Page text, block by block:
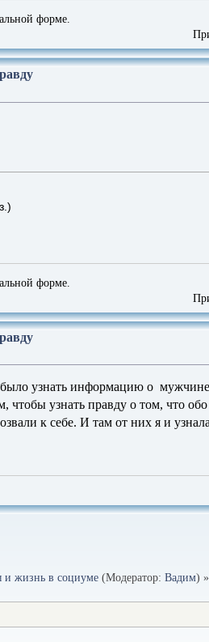
форме.
форме.
узнать информацию о
чтобы узнать правду о том, что
к себе. И там от них я и
и жизнь в социуме(Модератор: Вадим) »